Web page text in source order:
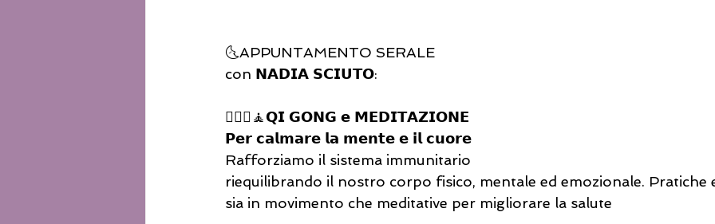
🌜APPUNTAMENTO SERALE
con 𝗡𝗔𝗗𝗜𝗔 𝗦𝗖𝗜𝗨𝗧𝗢:
🧘🏻‍♀️🧘𝗤𝗜 𝗚𝗢𝗡𝗚 𝗲 𝗠𝗘𝗗𝗜𝗧𝗔𝗭𝗜𝗢𝗡𝗘
𝗣𝗲𝗿 𝗰𝗮𝗹𝗺𝗮𝗿𝗲 𝗹𝗮 𝗺𝗲𝗻𝘁𝗲 𝗲 𝗶𝗹 𝗰𝘂𝗼𝗿𝗲
Rafforziamo il sistema immunitario
riequilibrando il nostro corpo fisico, mentale ed emozionale. Pratiche
sia in movimento che meditative per migliorare la salute